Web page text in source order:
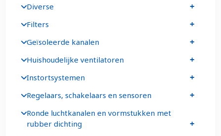
Diverse
Filters
Geïsoleerde kanalen
Huishoudelijke ventilatoren
Instortsystemen
Regelaars, schakelaars en sensoren
Ronde luchtkanalen en vormstukken met
rubber dichting